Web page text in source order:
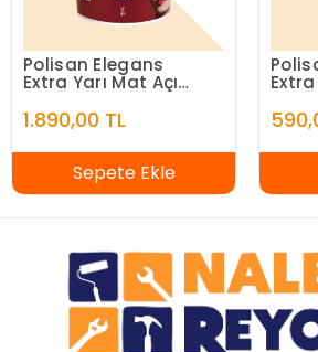
Polisan Elegans
Extra Yarı Mat Açık
1.890,00 TL
Sepete Ekle
Extra